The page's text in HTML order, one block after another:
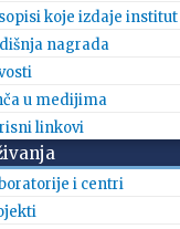
koje izdaje institut
nagrada
u medijima
linkovi
i centri